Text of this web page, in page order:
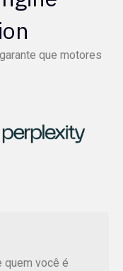
que motores
quem você é